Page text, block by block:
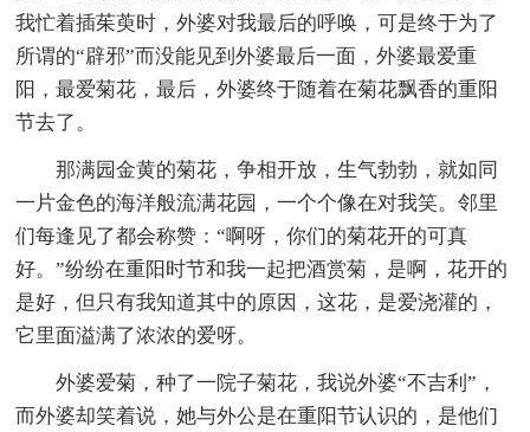
我忙着插茱萸时，外婆对我最后的呼唤，可是终于为了
所谓的“辟邪”而没能见到外婆最后一面，外婆最爱重
阳，最爱菊花，最后，外婆终于随着在菊花飘香的重阳
节去了。
那满园金黄的菊花，争相开放，生气勃勃，就如同
一片金色的海洋般流满花园，一个个像在对我笑。邻里
们每逢见了都会称赞：“啊呀，你们的菊花开的可真
好。”纷纷在重阳时节和我一起把酒赏菊，是啊，花开的
是好，但只有我知道其中的原因，这花，是爱浇灌的，
它里面溢满了浓浓的爱呀。
外婆爱菊，种了一院子菊花，我说外婆“不吉利”，
而外婆却笑着说，她与外公是在重阳节认识的，是他们